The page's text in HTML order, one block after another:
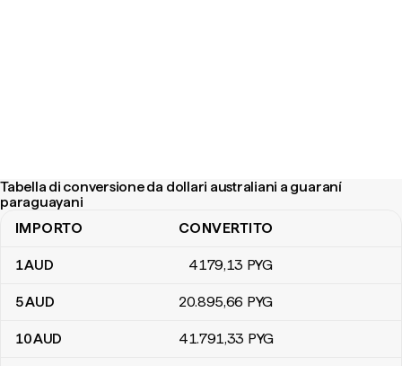
Tabella di conversione da dollari australiani a guaraní
paraguayani
Tabella di conversione da dollari australiani a guaraní paraguayani
IMPORTO CONVERTITO
1AUD 4179,13 PYG
5AUD 20.895,66 PYG
10AUD 41.791,33 PYG